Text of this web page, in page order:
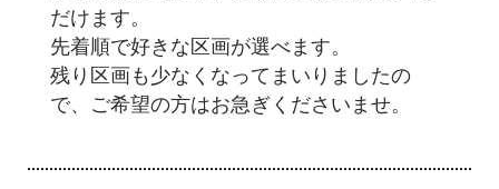
だけます。
先着順で好きな区画が選べます。
残り区画も少なくなってまいりましたの
で、ご希望の方はお急ぎくださいませ。